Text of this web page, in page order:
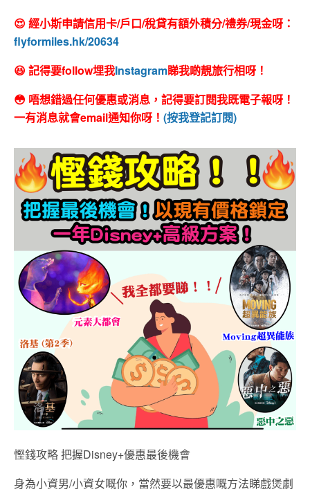
😍 經小斯申請信用卡/戶口/稅貸有額外積分/禮券/現金呀：
flyformiles.hk/20634
😆 記得要follow埋我Instagram睇我啲靚旅行相呀！
😳 唔想錯過任何優惠或消息，記得要訂閱我既電子報呀！
一有消息就會email通知你呀！ (按我登記訂閱)
慳錢攻略 把握Disney+優惠最後機會
身為小資男/小資女嘅你，當然要以最優惠嘅方法睇戲煲劇